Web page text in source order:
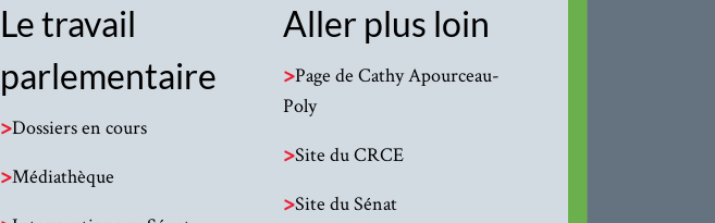
Le travail
parlementaire
>Dossiers en cours
>Médiathèque
Aller plus loin
>Page de Cathy Apourceau-
Poly
>Site du CRCE
>Site du Sénat